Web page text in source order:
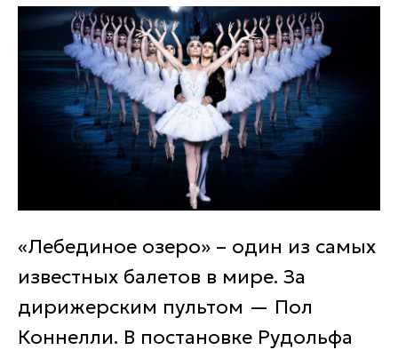
«Лебединое озеро» – один из самых
известных балетов в мире. За
дирижерским пультом — Пол
Коннелли. В постановке Рудольфа